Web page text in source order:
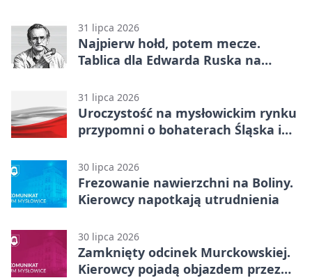
31 lipca 2026
Najpierw hołd, potem mecze.
Tablica dla Edwarda Ruska na
31 lipca 2026
Uroczystość na mysłowickim rynku
przypomni o bohaterach Śląska i
30 lipca 2026
Frezowanie nawierzchni na Boliny.
Kierowcy napotkają utrudnienia
30 lipca 2026
Zamknięty odcinek Murckowskiej.
Kierowcy pojadą objazdem przez